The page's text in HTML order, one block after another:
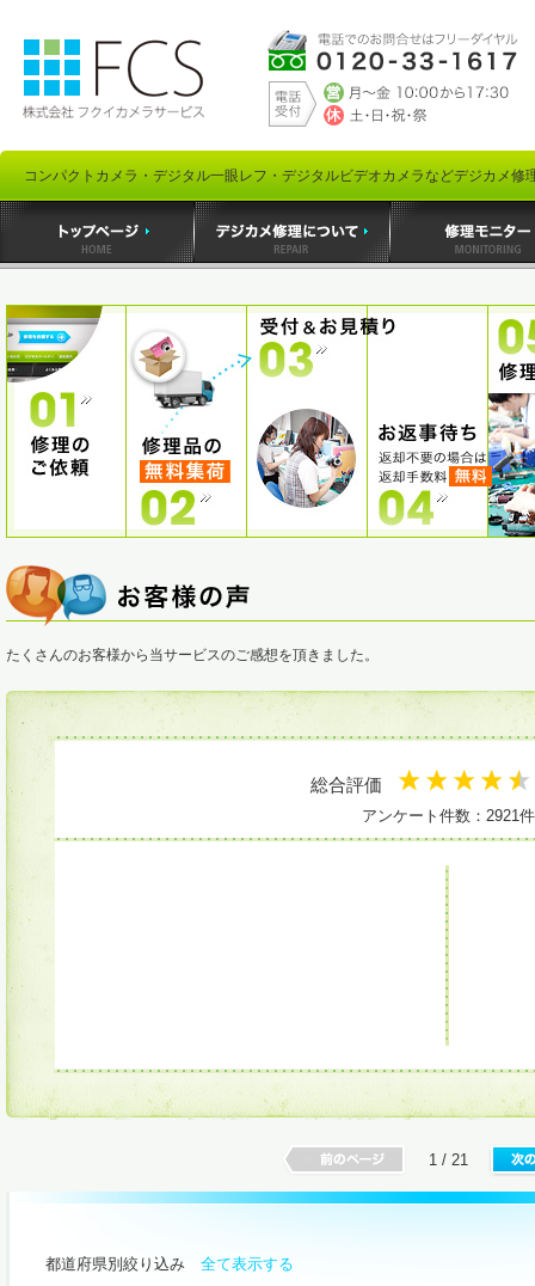
コンパクトカメラ・デジタル一眼レフ・デジタルビデオカメラなどデジカメ修
たくさんのお客様から当サービスのご感想を頂きました。
総合評価
アンケート件数：2921件
1 / 21
都道府県別絞り込み 全て表示する